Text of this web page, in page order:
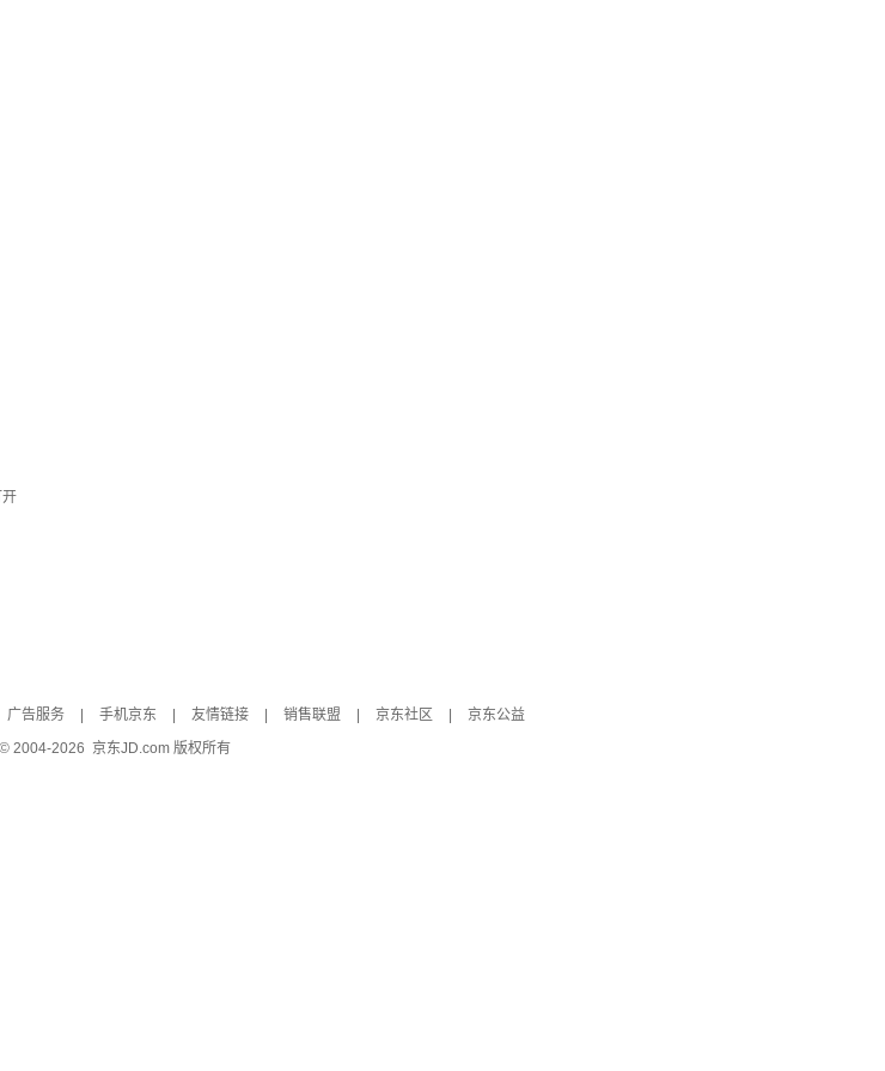
广告服务 手机京东 友情链接 销售联盟 京东社区
京东公益
2004-2026 京东JD.com 版权所有